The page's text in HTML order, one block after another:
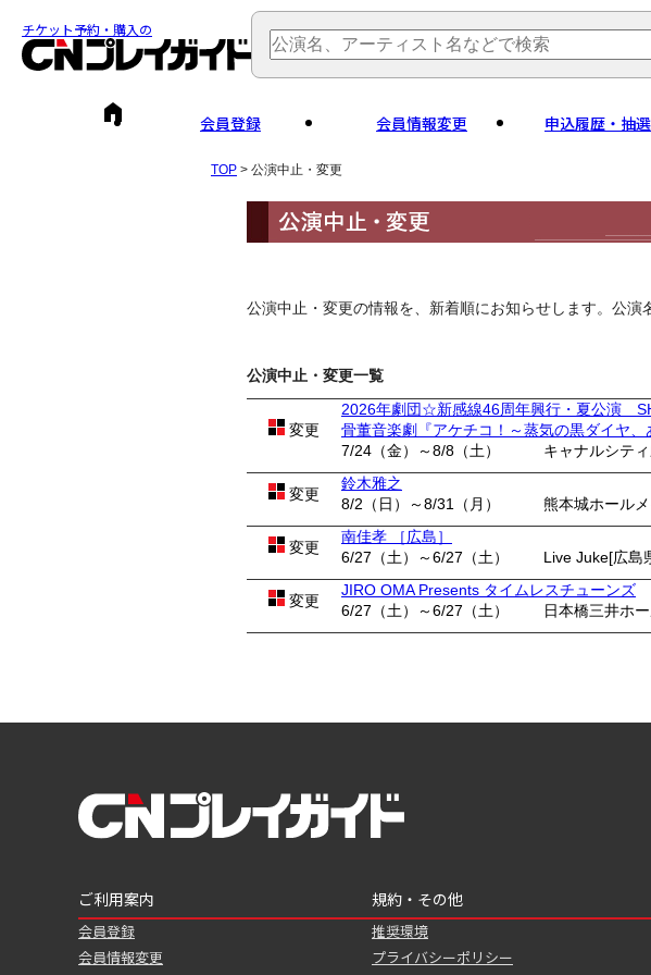
チケット予約・購入の
会員登録 会員情報変更 申込履歴・抽
TOP > 公演中止・変更
公演中止・変更の情報を、新着順にお知らせします。公演
公演中止・変更一覧
変更
2026年劇団☆新感線46周年興行・夏公演
骨董音楽劇『アケチコ！～蒸気の黒ダイヤ、
7/24（金）～8/8（土）
キャナルシテ
変更
鈴木雅之
8/2（日）～8/31（月） 熊本城ホール
変更
南佳孝 ［広島］
6/27（土）～6/27（土） Live Juke[広島
変更
JIRO OMA Presents タイムレスチューンズ
6/27（土）～6/27（土） 日本橋三井ホ
ご利用案内
会員登録
会員情報変更
規約・その他
推奨環境
プライバシーポリシー